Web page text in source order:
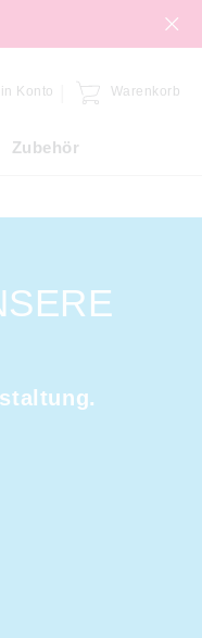
Konto Warenkorb
Zubehör